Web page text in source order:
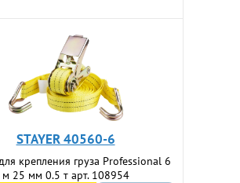
STAYER 40560-6
крепления груза Professional 6
м 25 мм 0.5 т арт. 108954